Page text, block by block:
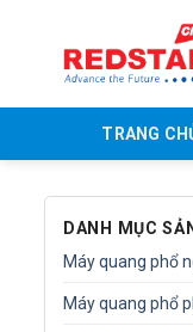
TRANG
DANH MỤC
Máy quang phổ
Máy quang phổ